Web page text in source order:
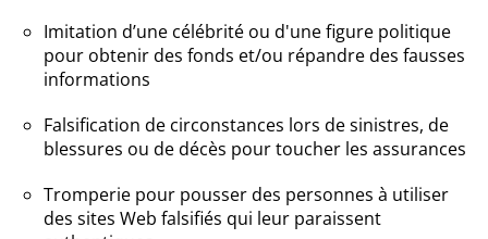
Imitation d’une célébrité ou d'une figure politique
pour obtenir des fonds et/ou répandre des fausses
informations
Falsification de circonstances lors de sinistres, de
blessures ou de décès pour toucher les assurances
Tromperie pour pousser des personnes à utiliser
des sites Web falsifiés qui leur paraissent